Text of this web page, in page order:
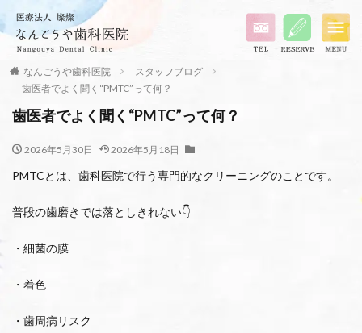
なんごうや歯科医院
スタッフブログ
歯医者でよく聞く“PMTC”って何？
歯医者でよく聞く“PMTC”って何？
2026年5月30日 2026年5月18日
PMTCとは、歯科医院で行う専門的なクリーニングのことです。
普段の歯磨きでは落としきれない👇
・細菌の膜
・着色
・歯周病リスク